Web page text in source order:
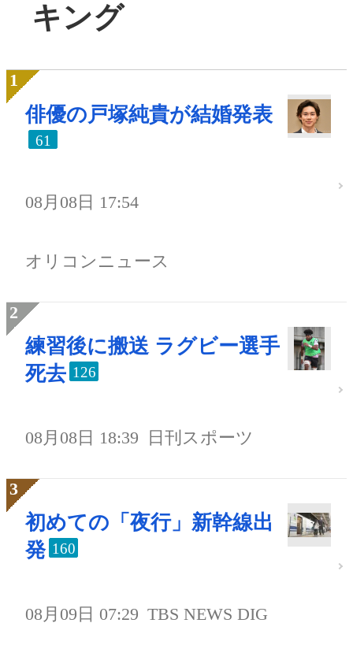
キング
俳優の戸塚純貴が結婚発表
61
08月08日 17:54
オリコンニュース
練習後に搬送 ラグビー選手
死去 126
08月08日 18:39 日刊スポーツ
初めての「夜行」新幹線出
発 160
08月09日 07:29 TBS NEWS DIG